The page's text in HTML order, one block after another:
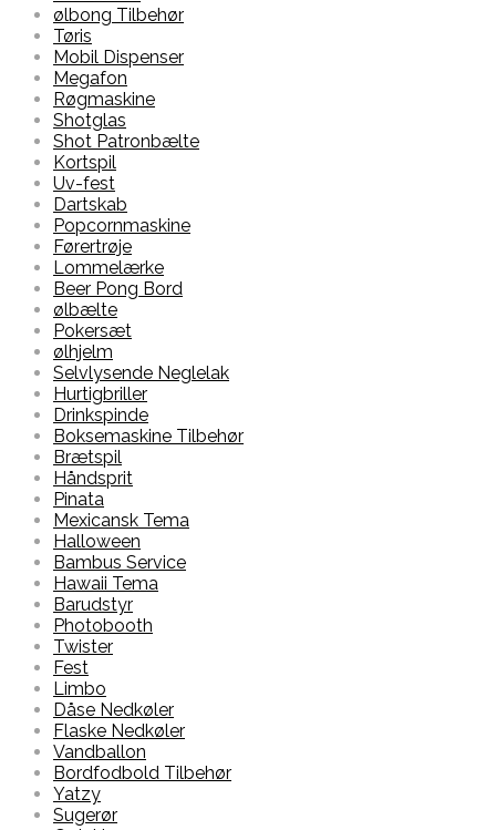
ølbong Tilbehør
Tøris
Mobil Dispenser
Megafon
Røgmaskine
Shotglas
Shot Patronbælte
Kortspil
Uv-fest
Dartskab
Popcornmaskine
Førertrøje
Lommelærke
Beer Pong Bord
ølbælte
Pokersæt
ølhjelm
Selvlysende Neglelak
Hurtigbriller
Drinkspinde
Boksemaskine Tilbehør
Brætspil
Håndsprit
Pinata
Mexicansk Tema
Halloween
Bambus Service
Hawaii Tema
Barudstyr
Photobooth
Twister
Fest
Limbo
Dåse Nedkøler
Flaske Nedkøler
Vandballon
Bordfodbold Tilbehør
Yatzy
Sugerør